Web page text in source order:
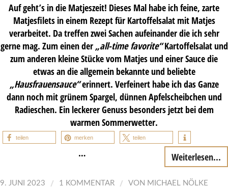
Auf geht’s in die Matjeszeit! Dieses Mal habe ich feine, zarte
Matjesfilets in einem Rezept für Kartoffelsalat mit Matjes
verarbeitet. Da treffen zwei Sachen aufeinander die ich sehr
gerne mag. Zum einen der „all-time favorite“Kartoffelsalat und
zum anderen kleine Stücke vom Matjes und einer Sauce die
etwas an die allgemein bekannte und beliebte
„Hausfrauensauce“erinnert. Verfeinert habe ich das Ganze
dann noch mit grünem Spargel, dünnen Apfelscheibchen und
Radieschen. Ein leckerer Genuss besonders jetzt bei dem
warmen Sommerwetter.
teilen merken teilen
… Weiterlesen...
9. JUNI 2023 / 1 KOMMENTAR / VON MICHAEL NÖLKE